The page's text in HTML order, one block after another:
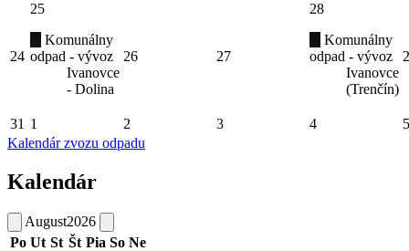
24
25
Komunálny
odpad - vývoz
Ivanovce
- Dolina
26 27
28
Komunálny
odpad - vývoz
Ivanovce
(Trenčín)
31 1 2 3 4
5
Kalendár zvozu odpadu
Kalendár
August2026
Po Ut St Št Pia So Ne